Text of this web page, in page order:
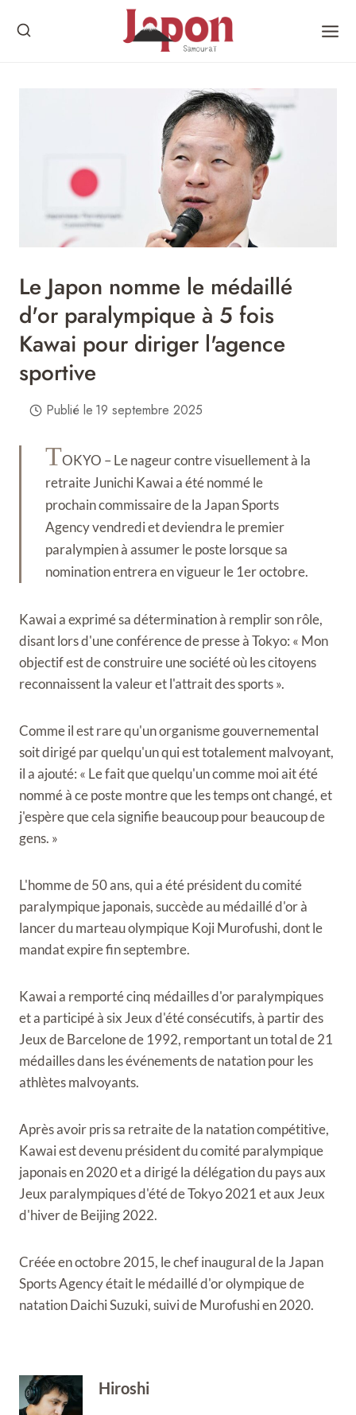
Le Japon nomme le médaillé
d'or paralympique à 5 fois
Kawai pour diriger l'agence
sportive
Publié le 19 septembre 2025
TOKYO – Le nageur contre visuellement à la
retraite Junichi Kawai a été nommé le
prochain commissaire de la Japan Sports
Agency vendredi et deviendra le premier
paralympien à assumer le poste lorsque sa
nomination entrera en vigueur le 1er octobre.
Kawai a exprimé sa détermination à remplir son rôle,
disant lors d'une conférence de presse à Tokyo: « Mon
objectif est de construire une société où les citoyens
reconnaissent la valeur et l'attrait des sports ».
Comme il est rare qu'un organisme gouvernemental
soit dirigé par quelqu'un qui est totalement malvoyant,
il a ajouté: « Le fait que quelqu'un comme moi ait été
nommé à ce poste montre que les temps ont changé, et
j'espère que cela signifie beaucoup pour beaucoup de
gens. »
L'homme de 50 ans, qui a été président du comité
paralympique japonais, succède au médaillé d'or à
lancer du marteau olympique Koji Murofushi, dont le
mandat expire fin septembre.
Kawai a remporté cinq médailles d'or paralympiques
et a participé à six Jeux d'été consécutifs, à partir des
Jeux de Barcelone de 1992, remportant un total de 21
médailles dans les événements de natation pour les
athlètes malvoyants.
Après avoir pris sa retraite de la natation compétitive,
Kawai est devenu président du comité paralympique
japonais en 2020 et a dirigé la délégation du pays aux
Jeux paralympiques d'été de Tokyo 2021 et aux Jeux
d'hiver de Beijing 2022.
Créée en octobre 2015, le chef inaugural de la Japan
Sports Agency était le médaillé d'or olympique de
natation Daichi Suzuki, suivi de Murofushi en 2020.
Hiroshi